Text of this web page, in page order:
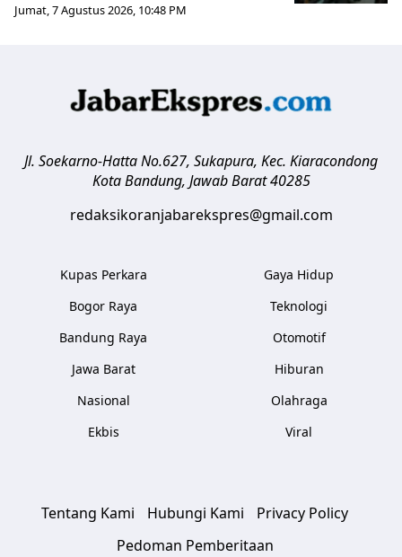
Jumat, 7 Agustus 2026, 10:48 PM
Jl. Soekarno-Hatta No.627, Sukapura, Kec. Kiaracondong
Kota Bandung, Jawab Barat 40285
redaksikoranjabarekspres@gmail.com
Kupas Perkara
Bogor Raya
Bandung Raya
Jawa Barat
Nasional
Ekbis
Gaya Hidup
Teknologi
Otomotif
Hiburan
Olahraga
Viral
Tentang Kami Hubungi Kami
Privacy Policy
Pedoman Pemberitaan